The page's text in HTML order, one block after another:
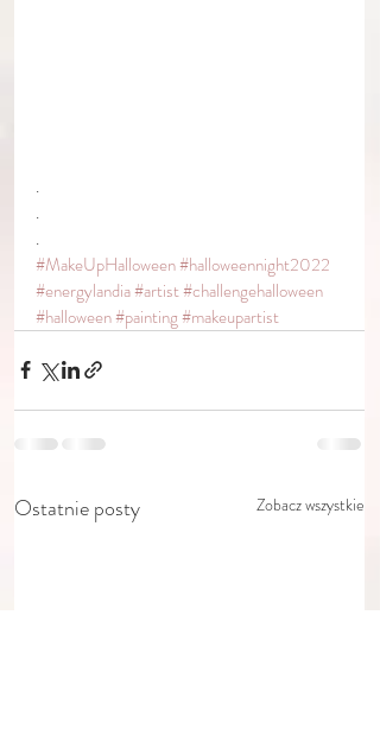
.
.
.
#MakeUpHalloween#halloweennight2022
#energylandia#artist#challengehalloween
#halloween#painting#makeupartist
Ostatnie posty Zobacz wszystkie